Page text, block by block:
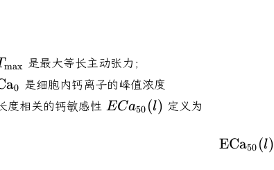
max 是最大等长主动张力；
0 是细胞内钙离子的峰值浓度
度相关的钙敏感性 ECa_{50}
ECa50 (l) 定义为
ECa50 (l)